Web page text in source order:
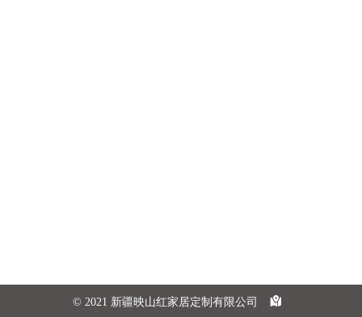
© 2021 新疆映山红家居定制有限公司